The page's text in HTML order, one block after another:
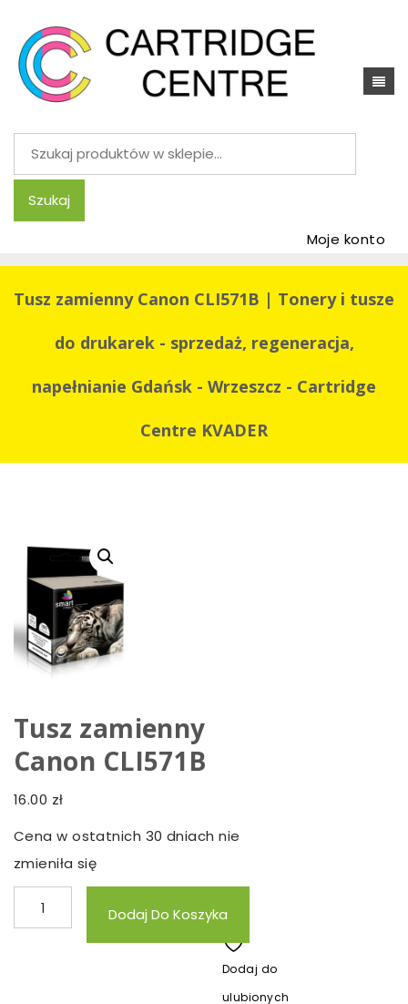
Szukaj:
Szukaj
Moje konto
Tusz zamienny Canon CLI571B | Tonery i tusze
do drukarek - sprzedaż, regeneracja,
napełnianie Gdańsk - Wrzeszcz - Cartridge
Centre KVADER
Tusz zamienny
Canon CLI571B
16.00 zł
Cena w ostatnich 30 dniach nie
zmieniła się
ilość
Tusz
Dodaj Do Koszyka
Dodaj do
ulubionych